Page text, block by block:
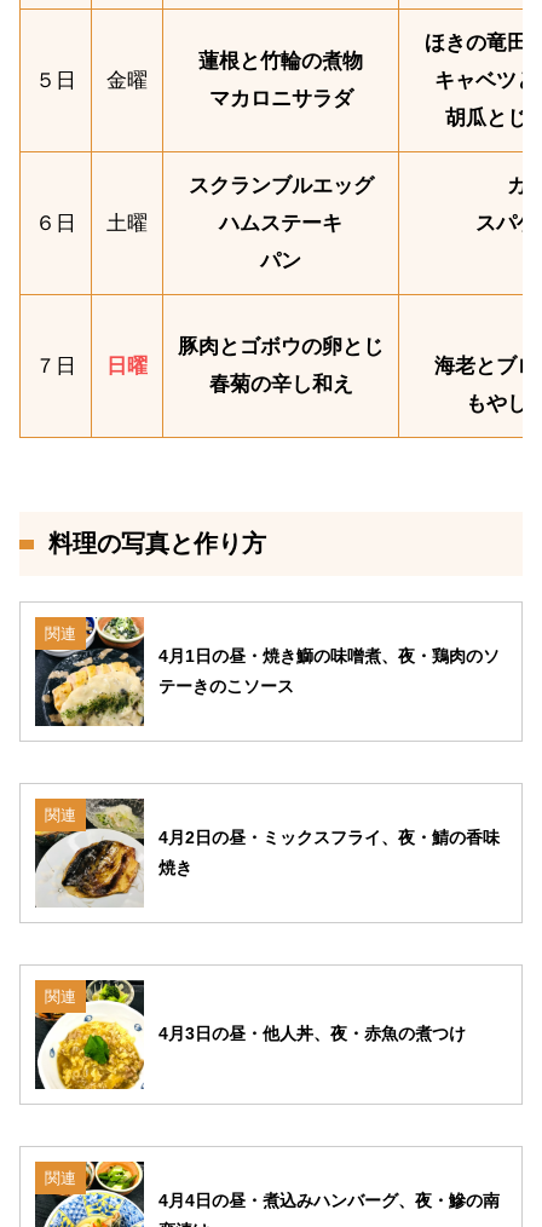
５日 金曜
蓮根と竹輪の煮物
マカロニサラダ
ほきの竜田
キャベツ
胡瓜とじ
６日 土曜
スクランブルエッグ
ハムステーキ
パン
カ
スパ
７日 日曜
豚肉とゴボウの卵とじ
春菊の辛し和え
海老とブ
もやし
料理の写真と作り方
関連
4月1日の昼・焼き鰤の味噌煮、夜・鶏肉のソ
テーきのこソース
関連
4月2日の昼・ミックスフライ、夜・鯖の香味
焼き
関連
4月3日の昼・他人丼、夜・赤魚の煮つけ
関連
4月4日の昼・煮込みハンバーグ、夜・鰺の南